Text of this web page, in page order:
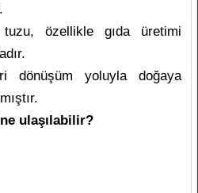
özellikle gıda üretimi
dönüşüm yoluyla doğaya
ulaşılabilir?